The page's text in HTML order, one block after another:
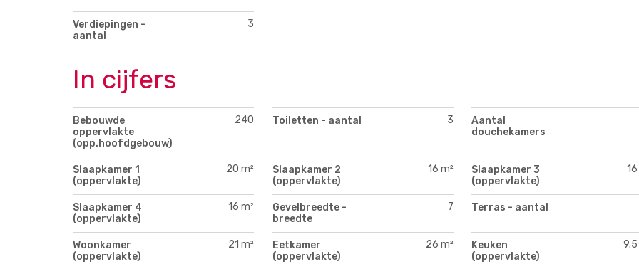
Verdiepingen -
aantal
3
In cijfers
Bebouwde
oppervlakte
(opp.hoofdgebouw)
240 Toiletten - aantal 3
Aantal
douchekamers
Slaapkamer 1
(oppervlakte)
20 m²
Slaapkamer 2
(oppervlakte)
16 m²
Slaapkamer 3
(oppervlakte)
16
Slaapkamer 4
(oppervlakte)
16 m²
Gevelbreedte -
breedte
7 Terras - aantal
Woonkamer
(oppervlakte)
21 m²
Eetkamer
(oppervlakte)
26 m²
Keuken
(oppervlakte)
9.5